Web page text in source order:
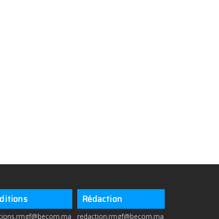
Rédaction
redaction.rmgf@becom.ma